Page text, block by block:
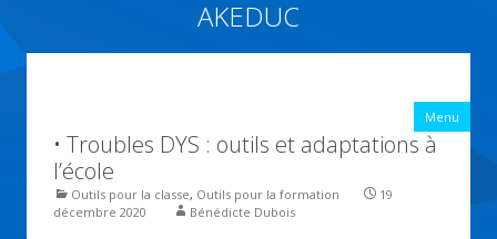
AKEDUC
Menu
• Troubles DYS : outils et adaptations à
l’école
Outils pour la classe, Outils pour la formation
19
décembre 2020
Bénédicte Dubois